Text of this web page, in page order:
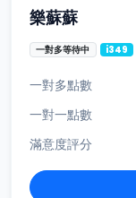
樂蘇蘇
一對多等待中 i349
一對多點數
一對一點數
滿意度評分